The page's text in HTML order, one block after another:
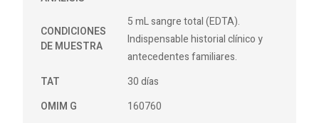
CONDICIONES
DE MUESTRA
5 mL sangre total (EDTA).
Indispensable historial clínico y
antecedentes familiares.
TAT
30 días
OMIM G
160760